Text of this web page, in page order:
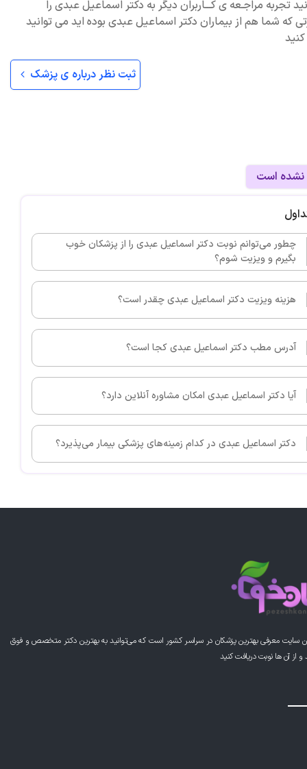
تجربه مراجـعه ی کـــاربران دیگر به دکتر اسماعیل عبدی را
که شما هم از بیماران دکتر اسماعیل عبدی بوده اید می توانید
ثبت نظر درباره ی پزشک
نشده است
چطور می‌توانم نوبت دکتر اسماعیل عبدی را از پزشکان خوب
بگیرم و ویزیت شوم؟
هزینه ویزیت دکتر اسماعیل عبدی چقدر است؟
آدرس مطب دکتر اسماعیل عبدی کجا است؟
آیا دکتر اسماعیل عبدی امکان مشاوره آنلاین دارد؟
دکتر اسماعیل عبدی در کدام زمینه‌های پزشکی بیمار می‌پذیرد؟
سایت معرفی بهترین پزشکان در سراسر کشور است که می‌توانید به بهترین دکتر متخصص و فوق
آن ها نوبت دریافت کنید